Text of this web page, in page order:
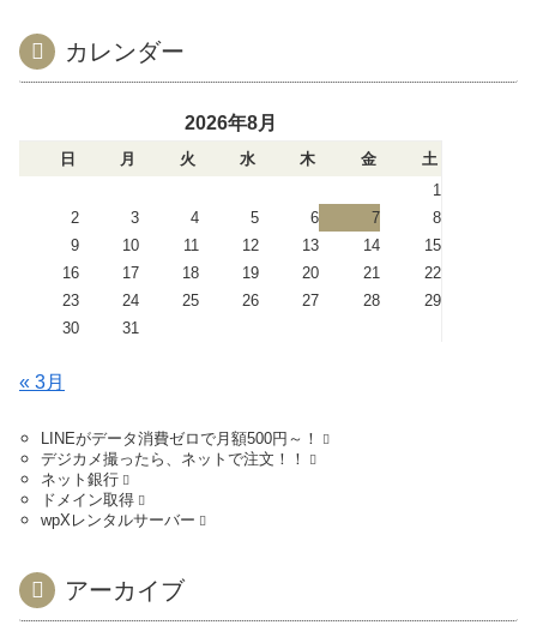
カレンダー
2026年8月
日 月 火 水 木 金
土
1
2
3 4 5 6 7
8
9
10 11 12 13 14
15
16
17 18 19 20 21
22
23
24 25 26 27 28
29
30
31
« 3月
LINEがデータ消費ゼロで月額500円～！
デジカメ撮ったら、ネットで注文！！
ネット銀行
ドメイン取得
wpXレンタルサーバー
アーカイブ